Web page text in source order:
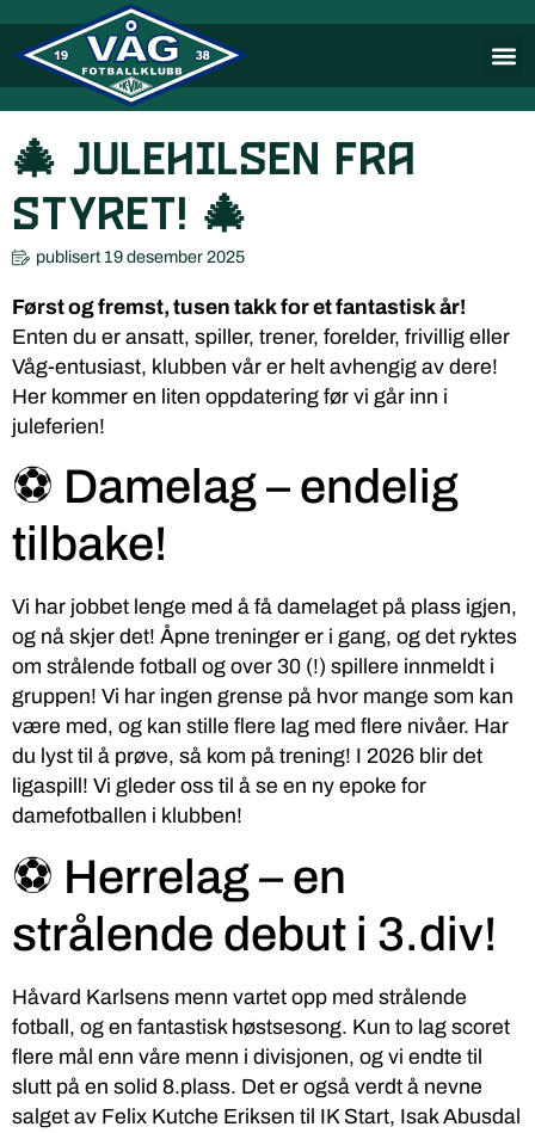
🎄 Julehilsen fra
Styret! 🎄
publisert 19 desember 2025
Først og fremst, tusen takk for et fantastisk år!
Enten du er ansatt, spiller, trener, forelder, frivillig eller
Våg-entusiast, klubben vår er helt avhengig av dere!
Her kommer en liten oppdatering før vi går inn i
juleferien!
⚽ Damelag – endelig
tilbake!
Vi har jobbet lenge med å få damelaget på plass igjen,
og nå skjer det! Åpne treninger er i gang, og det ryktes
om strålende fotball og over 30 (!) spillere innmeldt i
gruppen! Vi har ingen grense på hvor mange som kan
være med, og kan stille flere lag med flere nivåer. Har
du lyst til å prøve, så kom på trening! I 2026 blir det
ligaspill! Vi gleder oss til å se en ny epoke for
damefotballen i klubben!
⚽ Herrelag – en
strålende debut i 3.div!
Håvard Karlsens menn vartet opp med strålende
fotball, og en fantastisk høstsesong. Kun to lag scoret
flere mål enn våre menn i divisjonen, og vi endte til
slutt på en solid 8.plass. Det er også verdt å nevne
salget av Felix Kutche Eriksen til IK Start, Isak Abusdal